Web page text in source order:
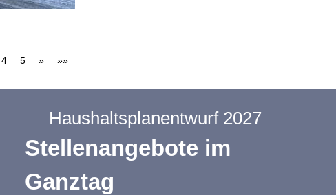
4 5 » »»
Haushaltsplanentwurf 2027
Stellenangebote im
Ganztag